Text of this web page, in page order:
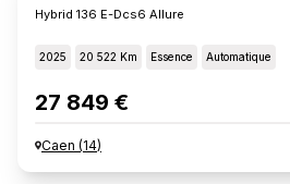
Hybrid 136 E-Dcs6 Allure
2025 20 522 Km Essence Automatique
27 849 €
Caen (14)